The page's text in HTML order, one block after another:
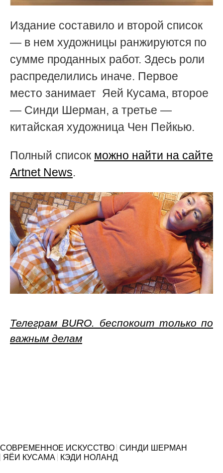
Издание составило и второй список
— в нем художницы ранжируются по
сумме проданных работ. Здесь роли
распределились иначе. Первое
место занимает Яей Кусама, второе
— Синди Шерман, а третье —
китайская художница Чен Пейкью.
Полный список можно найти на сайте
Artnet News.
Телеграм BURO. беспокоит только по
важным делам
СОВРЕМЕННОЕ ИСКУССТВО СИНДИ ШЕРМАН
ЯЁИ КУСАМА
КЭДИ НОЛАНД